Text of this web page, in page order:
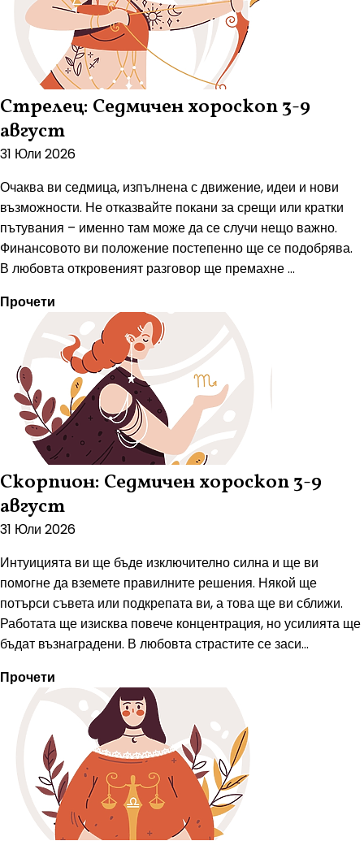
Стрелец: Седмичен хороскоп 3-9
август
31 Юли 2026
Очаква ви седмица, изпълнена с движение, идеи и нови
възможности. Не отказвайте покани за срещи или кратки
пътувания – именно там може да се случи нещо важно.
Финансовото ви положение постепенно ще се подобрява.
В любовта откровеният разговор ще премахне ...
Прочети
Скорпион: Седмичен хороскоп 3-9
август
31 Юли 2026
Интуицията ви ще бъде изключително силна и ще ви
помогне да вземете правилните решения. Някой ще
потърси съвета или подкрепата ви, а това ще ви сближи.
Работата ще изисква повече концентрация, но усилията ще
бъдат възнаградени. В любовта страстите се заси...
Прочети